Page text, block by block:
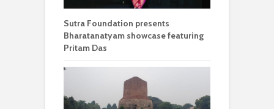
Sutra Foundation presents
Bharatanatyam showcase featuring
Pritam Das